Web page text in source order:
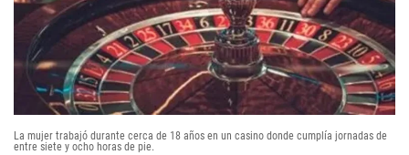
La mujer trabajó durante cerca de 18 años en un casino donde cumplía jornadas de
entre siete y ocho horas de pie.